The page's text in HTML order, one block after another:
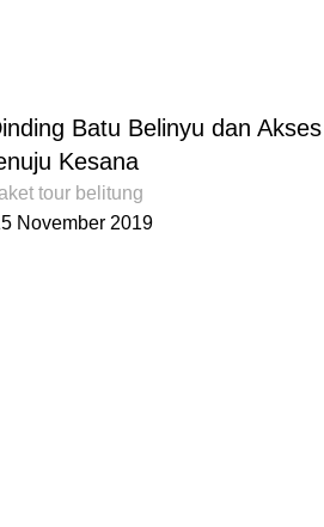
Batu Belinyu dan Akses
Kesana
tour belitung
November 2019